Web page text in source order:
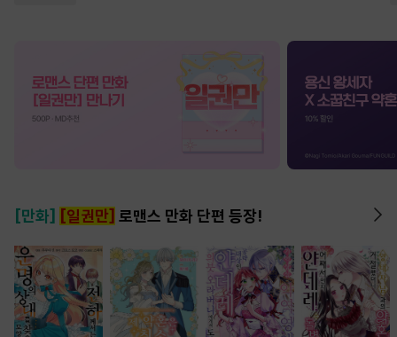
[만화] [일권만] 로맨스 만화 단편 등장!